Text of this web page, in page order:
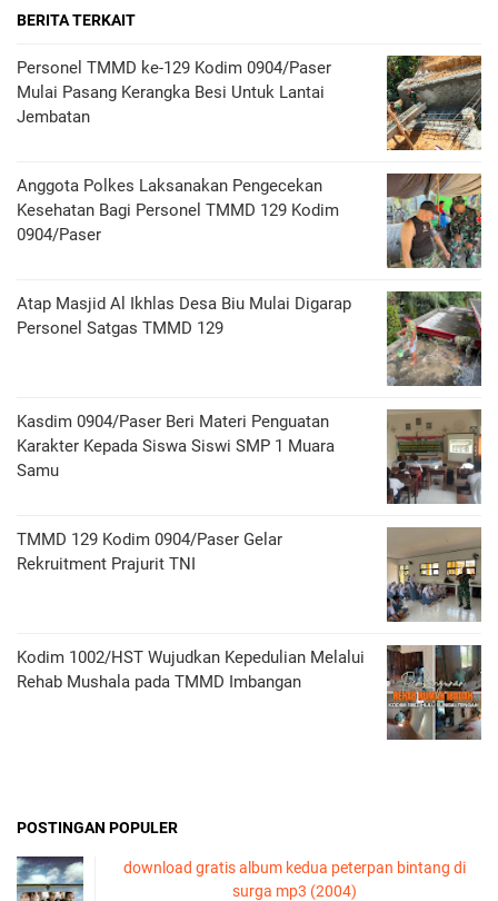
BERITA TERKAIT
Personel TMMD ke-129 Kodim 0904/Paser
Mulai Pasang Kerangka Besi Untuk Lantai
Jembatan
Anggota Polkes Laksanakan Pengecekan
Kesehatan Bagi Personel TMMD 129 Kodim
0904/Paser
Atap Masjid Al Ikhlas Desa Biu Mulai Digarap
Personel Satgas TMMD 129
Kasdim 0904/Paser Beri Materi Penguatan
Karakter Kepada Siswa Siswi SMP 1 Muara
Samu
TMMD 129 Kodim 0904/Paser Gelar
Rekruitment Prajurit TNI
Kodim 1002/HST Wujudkan Kepedulian Melalui
Rehab Mushala pada TMMD Imbangan
POSTINGAN POPULER
download gratis album kedua peterpan bintang di
surga mp3 (2004)